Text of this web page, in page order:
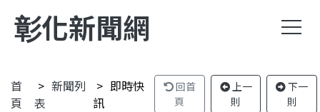
彰化新聞網
首
頁
新聞列
表
即時快
訊
回首
頁
上一
則
下一
則